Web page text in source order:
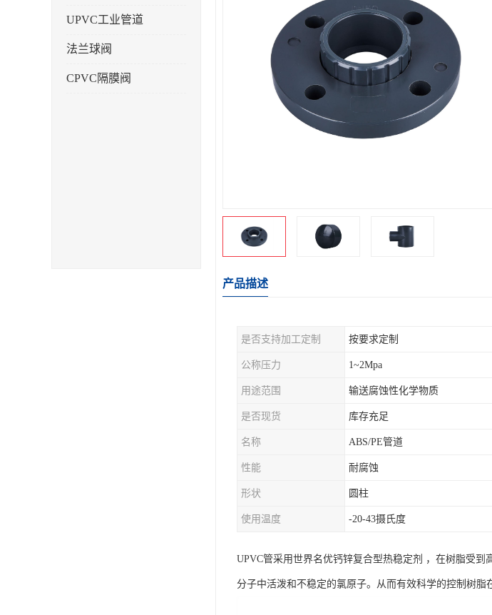
UPVC工业管道
法兰球阀
CPVC隔膜阀
产品描述
是否支持加工定制 按要求定制
公称压力 1~2Mpa
用途范围 输送腐蚀性化学物质
是否现货 库存充足
名称 ABS/PE管道
性能 耐腐蚀
形状 圆柱
使用温度 -20-43摄氏度
UPVC管采用世界名优钙锌复合型热稳定剂 ，在树脂受
分子中活泼和不稳定的氯原子。从而有效科学的控制树脂